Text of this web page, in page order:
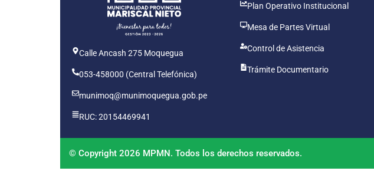
Calle Ancash 275 Moquegua
053-458000 (Central Telefónica)
munimoq@munimoquegua.gob.pe
RUC: 20154469941
Plan Operativo Institucional
Mesa de Partes Virtual
Control de Asistencia
Trámite Documentario
© Copyright 2026 MPMN. Todos los derechos reservados.